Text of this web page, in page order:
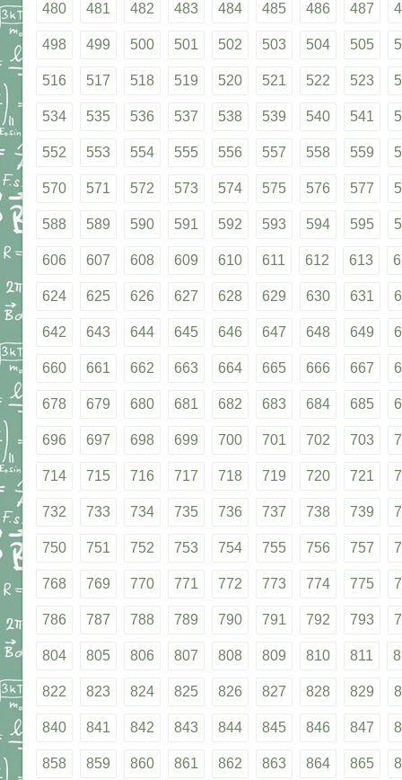
480 481 482 483 484 485 486 487
498 499 500 501 502 503 504 505
516 517 518 519 520 521 522 523
534 535 536 537 538 539 540 541
552 553 554 555 556 557 558 559
570 571 572 573 574 575 576 577
588 589 590 591 592 593 594 595
606 607 608 609 610 611 612 613
624 625 626 627 628 629 630 631
642 643 644 645 646 647 648 649
660 661 662 663 664 665 666 667
678 679 680 681 682 683 684 685
696 697 698 699 700 701 702 703
714 715 716 717 718 719 720 721
732 733 734 735 736 737 738 739
750 751 752 753 754 755 756 757
768 769 770 771 772 773 774 775
786 787 788 789 790 791 792 793
804 805 806 807 808 809 810 811
822 823 824 825 826 827 828 829
840 841 842 843 844 845 846 847
858 859 860 861 862 863 864 865